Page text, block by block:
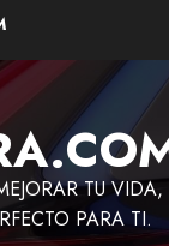
TU VIDA,
PARA TI.